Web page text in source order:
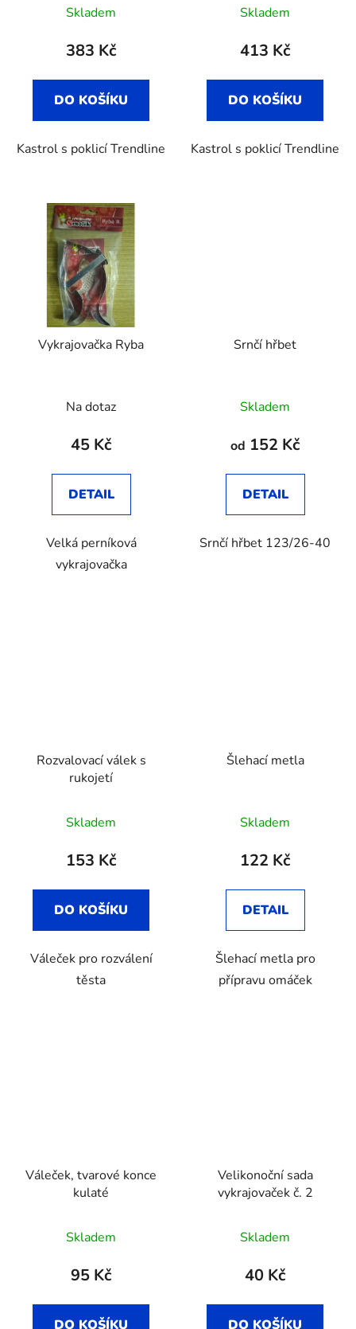
Skladem
383 Kč
DO KOŠÍKU
Kastrol s poklicí Trendline
Skladem
413 Kč
DO KOŠÍKU
Kastrol s poklicí Trendline
Vykrajovačka Ryba
Na dotaz
45 Kč
DETAIL
Velká perníková
vykrajovačka
Srnčí hřbet
Skladem
od 152 Kč
DETAIL
Srnčí hřbet 123/26-40
Rozvalovací válek s
rukojetí
Skladem
153 Kč
DO KOŠÍKU
Váleček pro rozválení
těsta
Šlehací metla
Skladem
122 Kč
DETAIL
Šlehací metla pro
přípravu omáček
Váleček, tvarové konce
kulaté
Skladem
95 Kč
DO KOŠÍKU
Velikonoční sada
vykrajovaček č. 2
Skladem
40 Kč
DO KOŠÍKU